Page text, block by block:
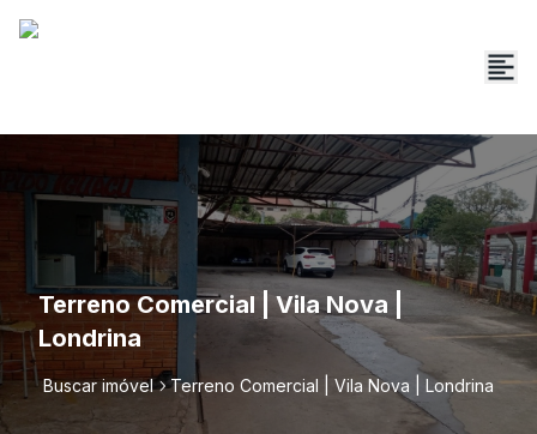
Terreno Comercial | Vila Nova |
Londrina
Buscar imóvel Terreno Comercial | Vila Nova | Londrina